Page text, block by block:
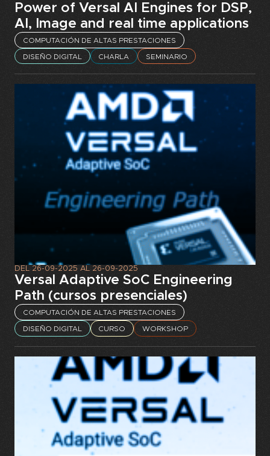
Power of Versal AI Engines for DSP,
AI, Image and real time applications
COMPUTACIÓN DE ALTAS PRESTACIONES
DISEÑO DIGITAL CHARLA SEMINARIO
DEL 26-09-2025 AL 26-09-2025
Versal Adaptive SoC Engineering
Path (cursos presenciales)
COMPUTACIÓN DE ALTAS PRESTACIONES
DISEÑO DIGITAL CURSO WORKSHOP